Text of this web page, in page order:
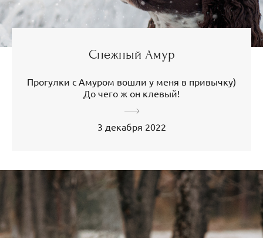
Снежный Амур
Прогулки с Амуром вошли у меня в привычку)
До чего ж он клевый!
3 декабря 2022